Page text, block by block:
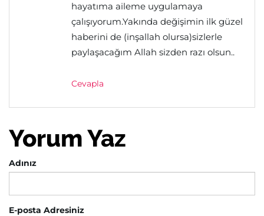
hayatıma aileme uygulamaya
çalışıyorum.Yakında değişimin ilk güzel
haberini de (inşallah olursa)sizlerle
paylaşacağım Allah sizden razı olsun..
Cevapla
Yorum Yaz
Adınız
E-posta Adresiniz